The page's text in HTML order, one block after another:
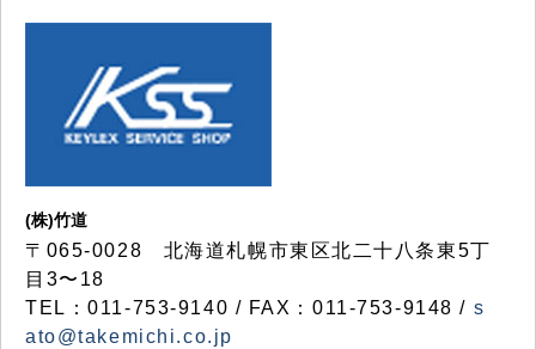
(株)竹道
〒065-0028 北海道札幌市東区北二十八条東5丁
目3〜18
TEL：011-753-9140 / FAX：011-753-9148 / s
ato@takemichi.co.jp